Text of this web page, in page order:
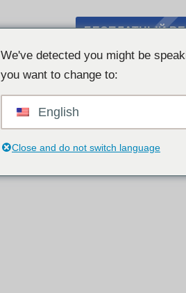
БЕСПЛАТНЫЙ
We've detected you might be
you want to change to:
English
Close and do not switch language